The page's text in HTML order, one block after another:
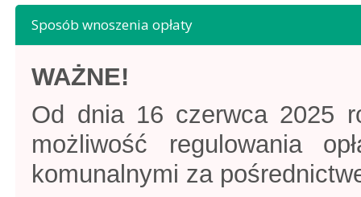
Sposób wnoszenia opłaty
WAŻNE!
Od dnia 16 czerwca 2025
możliwość regulowania
komunalnymi za